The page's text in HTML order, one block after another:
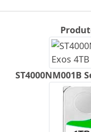
ST4000NM001B